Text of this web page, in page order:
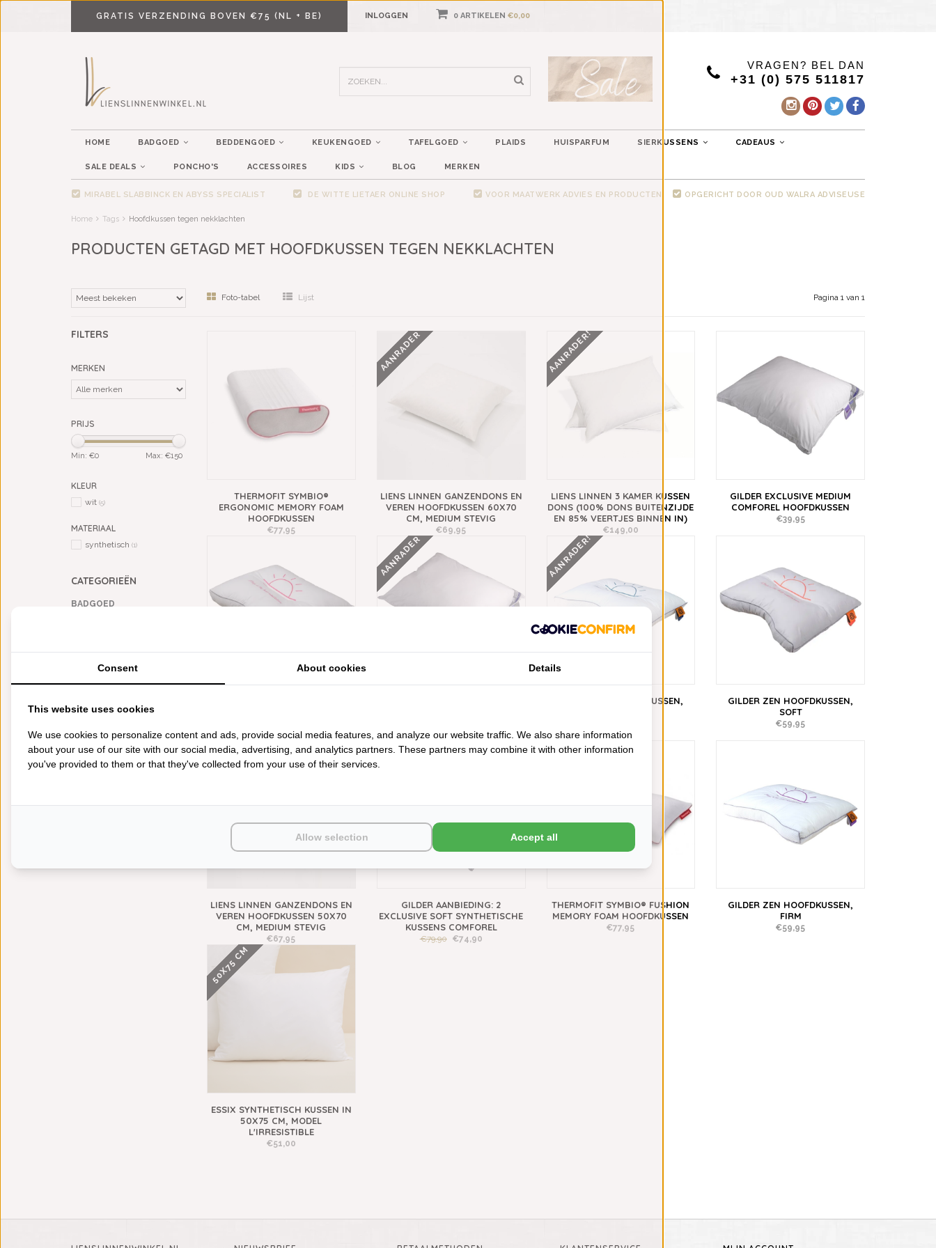
GRATIS VERZENDING BOVEN €75 (NL + BE) INLOGGEN 0 ARTIKELEN €0,00
VRAGEN? BEL DAN
+31 (0) 575 511817
HOME BADGOED BEDDENGOED KEUKENGOED TAFELGOED PLAIDS HUISPARFUM SIERKUSSENS CADEAUS
SALE DEALS PONCHO'S ACCESSOIRES KIDS BLOG MERKEN
MIRABEL SLABBINCK EN ABYSS SPECIALIST DE WITTE LIETAER ONLINE SHOP VOOR MAATWERK ADVIES EN PRODUCTEN OPGERICHT DOOR OUD WALRA ADVISEUSE
Home Tags Hoofdkussen tegen nekklachten
PRODUCTEN GETAGD MET HOOFDKUSSEN TEGEN NEKKLACHTEN
Foto-tabel Lijst Pagina 1 van 1
FILTERS
MERKEN
PRIJS
Min: €0 Max: €150
KLEUR
wit (5)
MATERIAAL
synthetisch (1)
CATEGORIEËN
BADGOED
PLAIDS
CADEAUS
PONCHO'S
ACCESSOIRES
KIDS
THERMOFIT SYMBIO®
ERGONOMIC MEMORY FOAM
HOOFDKUSSEN
€77,95
AANRADER
LIENS LINNEN GANZENDONS EN
VEREN HOOFDKUSSEN 60X70
CM, MEDIUM STEVIG
€69,95
AANRADER!
LIENS LINNEN 3 KAMER KUSSEN
DONS (100% DONS BUITENZIJDE
EN 85% VEERTJES BINNEN IN)
€149,00
GILDER EXCLUSIVE MEDIUM
COMFOREL HOOFDKUSSEN
€39,95
AANRADER AANRADER!
GILDER ZEN HOOFDKUSSEN,
GILDER ZEN HOOFDKUSSEN,
SOFT
€59,95
AANRADER
LIENS LINNEN GANZENDONS EN
VEREN HOOFDKUSSEN 50X70
CM, MEDIUM STEVIG
€67,95
KORTING
GILDER AANBIEDING: 2
EXCLUSIVE SOFT SYNTHETISCHE
KUSSENS COMFOREL
€79,90 €74,90
THERMOFIT SYMBIO® FUSHION
MEMORY FOAM HOOFDKUSSEN
€77,95
GILDER ZEN HOOFDKUSSEN,
FIRM
€59,95
50X75 CM
ESSIX SYNTHETISCH KUSSEN IN
50X75 CM, MODEL
L'IRRESISTIBLE
€51,00
Consent About cookies Details
This website uses cookies
We use cookies to personalize content and ads, provide social media features, and analyze our website traffic. We also share information
about your use of our site with our social media, advertising, and analytics partners. These partners may combine it with other information
you've provided to them or that they've collected from your use of their services.
Allow selection Accept all